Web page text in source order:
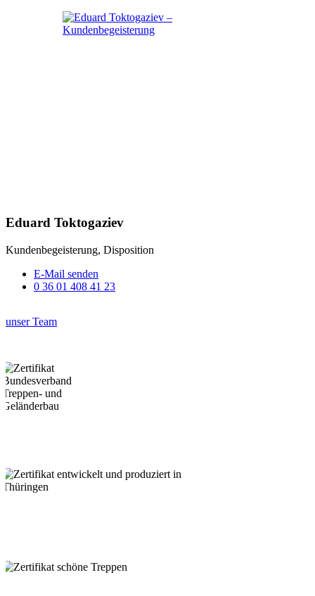
Eduard Toktogaziev
Kundenbegeisterung, Disposition
E-Mail senden
0 36 01 408 41 23
unser Team